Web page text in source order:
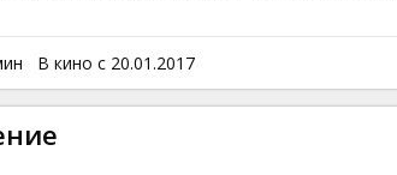
Он прекратил заниматься
опасной преступной группировке,
все же за такое существование Джо
Фильм на английском языке с
В кино с 20.01.2017